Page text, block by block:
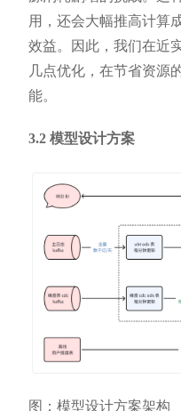
用，还会大幅推高计算
效益。因此，我们在近
几点优化，在节省资源
能。
3.2 模型设计方案
图：模型设计方案架构